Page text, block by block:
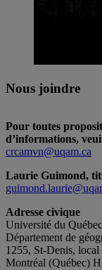
Nous joindre
Pour toutes
d’informations,
crcamvn@uqam.ca
Laurie Guimond,
Adresse civique
Université du
Département de
1255, St-Denis,
Montréal (Québec)